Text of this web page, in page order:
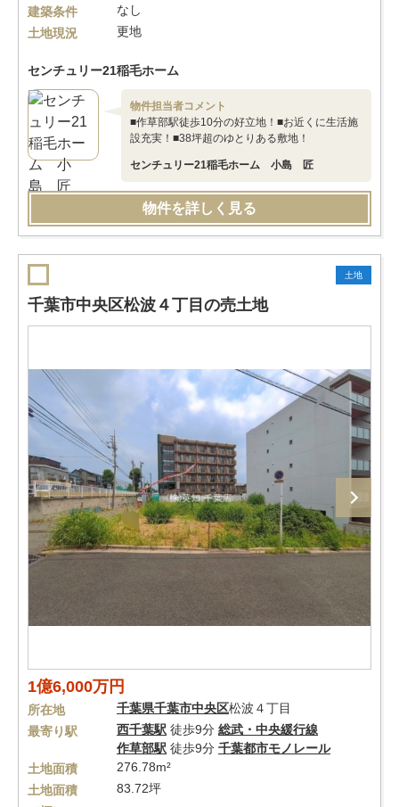
建築条件
なし
土地現況
更地
センチュリー21稲毛ホーム
物件担当者コメント
■作草部駅徒歩10分の好立地！■お近くに生活施
設充実！■38坪超のゆとりある敷地！
センチュリー21稲毛ホーム 小島 匠
物件を詳しく見る
土地
千葉市中央区松波４丁目の売土地
1億6,000万円
所在地 千葉県千葉市中央区松波４丁目
最寄り駅
西千葉駅 徒歩9分 総武・中央緩行線
作草部駅 徒歩9分 千葉都市モノレール
土地面積
276.78m²
土地面積
83.72坪